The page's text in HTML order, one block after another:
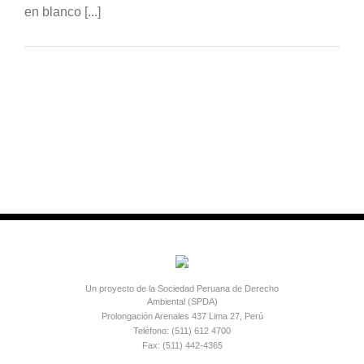
en blanco [...]
Un proyecto de la Sociedad Peruana de Derecho
Ambiental (SPDA)
Prolongación Arenales 437 Lima 27, Perú
Teléfono: (511) 612 4700
Fax: (511) 442-4365